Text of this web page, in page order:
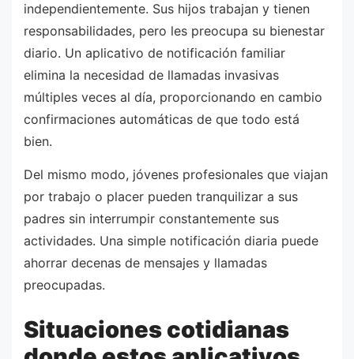
independientemente. Sus hijos trabajan y tienen
responsabilidades, pero les preocupa su bienestar
diario. Un aplicativo de notificación familiar
elimina la necesidad de llamadas invasivas
múltiples veces al día, proporcionando en cambio
confirmaciones automáticas de que todo está
bien.
Del mismo modo, jóvenes profesionales que viajan
por trabajo o placer pueden tranquilizar a sus
padres sin interrumpir constantemente sus
actividades. Una simple notificación diaria puede
ahorrar decenas de mensajes y llamadas
preocupadas.
Situaciones cotidianas